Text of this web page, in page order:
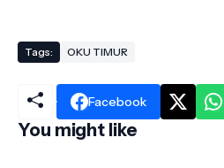
Tags: OKU TIMUR
Facebook
You might like